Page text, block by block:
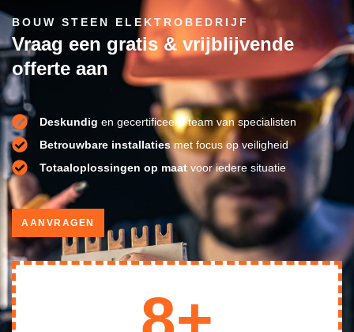
BOUW STEEN ELEKTROBEDRIJF
Vraag een gratis & vrijblijvende
offerte aan
Deskundig en gecertificeerd team van specialisten
Betrouwbare installatiesmet focus op veiligheid
Totaaloplossingen op maat voor iedere situatie
AANVRAGEN